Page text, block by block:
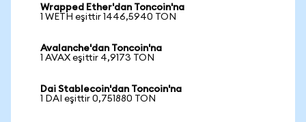
Wrapped Ether'dan Toncoin'na
1 WETH eşittir 1446,5940 TON
Avalanche'dan Toncoin'na
1 AVAX eşittir 4,9173 TON
Dai Stablecoin'dan Toncoin'na
1 DAI eşittir 0,751880 TON